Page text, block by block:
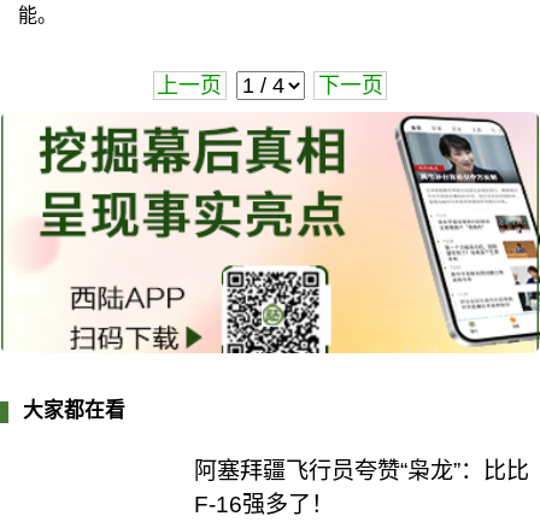
能。
上一页 下一页
大家都在看
阿塞拜疆飞行员夸赞“枭龙”：比比
F-16强多了！